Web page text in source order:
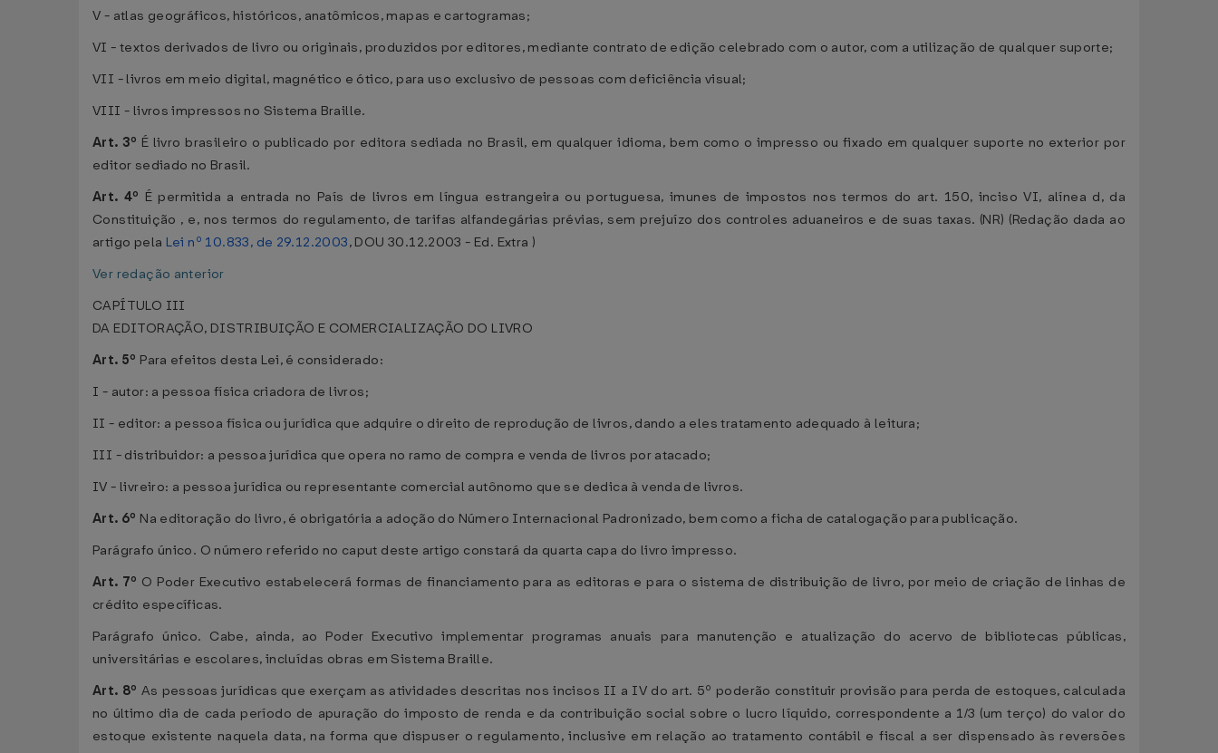
V - atlas geográficos, históricos, anatômicos, mapas e cartogramas;
VI - textos derivados de livro ou originais, produzidos por editores, mediante contrato de edição celebrado com o autor, com a utilização de qualquer suporte;
VII - livros em meio digital, magnético e ótico, para uso exclusivo de pessoas com deficiência visual;
VIII - livros impressos no Sistema Braille.
Art. 3º É livro brasileiro o publicado por editora sediada no Brasil, em qualquer idioma, bem como o impresso ou fixado em qualquer suporte no exterior por
editor sediado no Brasil.
Art. 4º É permitida a entrada no País de livros em língua estrangeira ou portuguesa, imunes de impostos nos termos do art. 150, inciso VI, alínea d, da
Constituição , e, nos termos do regulamento, de tarifas alfandegárias prévias, sem prejuízo dos controles aduaneiros e de suas taxas. (NR) (Redação dada ao
artigo pela Lei nº 10.833, de 29.12.2003, DOU 30.12.2003 - Ed. Extra )
Ver redação anterior
CAPÍTULO III
DA EDITORAÇÃO, DISTRIBUIÇÃO E COMERCIALIZAÇÃO DO LIVRO
Art. 5º Para efeitos desta Lei, é considerado:
I - autor: a pessoa física criadora de livros;
II - editor: a pessoa física ou jurídica que adquire o direito de reprodução de livros, dando a eles tratamento adequado à leitura;
III - distribuidor: a pessoa jurídica que opera no ramo de compra e venda de livros por atacado;
IV - livreiro: a pessoa jurídica ou representante comercial autônomo que se dedica à venda de livros.
Art. 6º Na editoração do livro, é obrigatória a adoção do Número Internacional Padronizado, bem como a ficha de catalogação para publicação.
Parágrafo único. O número referido no caput deste artigo constará da quarta capa do livro impresso.
Art. 7º O Poder Executivo estabelecerá formas de financiamento para as editoras e para o sistema de distribuição de livro, por meio de criação de linhas de
crédito específicas.
Parágrafo único. Cabe, ainda, ao Poder Executivo implementar programas anuais para manutenção e atualização do acervo de bibliotecas públicas,
universitárias e escolares, incluídas obras em Sistema Braille.
Art. 8º As pessoas jurídicas que exerçam as atividades descritas nos incisos II a IV do art. 5º poderão constituir provisão para perda de estoques, calculada
no último dia de cada período de apuração do imposto de renda e da contribuição social sobre o lucro líquido, correspondente a 1/3 (um terço) do valor do
estoque existente naquela data, na forma que dispuser o regulamento, inclusive em relação ao tratamento contábil e fiscal a ser dispensado às reversões